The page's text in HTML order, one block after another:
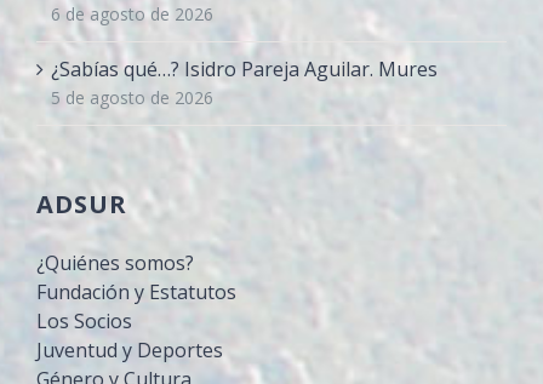
6 de agosto de 2026
¿Sabías qué…? Isidro Pareja Aguilar. Mures
5 de agosto de 2026
ADSUR
¿Quiénes somos?
Fundación y Estatutos
Los Socios
Juventud y Deportes